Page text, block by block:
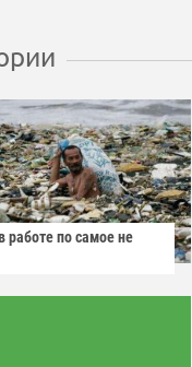
работе по самое не